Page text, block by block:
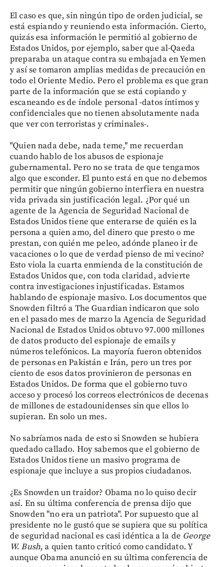
El caso es que, sin ningún tipo de orden judicial, se
está espiando y reuniendo esta información. Cierto,
quizás esa información le permitió al gobierno de
Estados Unidos, por ejemplo, saber que al-Qaeda
preparaba un ataque contra su embajada en Yemen
y así se tomaron amplias medidas de precaución en
todo el Oriente Medio. Pero el problema es que gran
parte de la información que se está copiando y
escaneando es de índole personal -datos íntimos y
confidenciales que no tienen absolutamente nada
que ver con terroristas y criminales-.
"Quien nada debe, nada teme," me recuerdan
cuando hablo de los abusos de espionaje
gubernamental. Pero no se trata de que tengamos
algo que esconder. El punto está en que no debemos
permitir que ningún gobierno interfiera en nuestra
vida privada sin justificación legal. ¿Por qué un
agente de la Agencia de Seguridad Nacional de
Estados Unidos tiene que enterarse de quién es la
persona a quien amo, del dinero que presto o me
prestan, con quién me peleo, adónde planeo ir de
vacaciones o lo que de verdad pienso de mi vecino?
Esto viola la cuarta enmienda de la constitución de
Estados Unidos que, con toda claridad, advierte
contra investigaciones injustificadas. Estamos
hablando de espionaje masivo. Los documentos que
Snowden filtró a The Guardian indicaron que solo
en el pasado mes de marzo la Agencia de Seguridad
Nacional de Estados Unidos obtuvo 97.000 millones
de datos producto del espionaje de emails y
números telefónicos. La mayoría fueron obtenidos
de personas en Pakistán e Irán, pero un tres por
ciento de esos datos provinieron de personas en
Estados Unidos. De forma que el gobierno tuvo
acceso y procesó los correos electrónicos de decenas
de millones de estadounidenses sin que ellos lo
supieran. En solo un mes.
No sabríamos nada de esto si Snowden se hubiera
quedado callado. Hoy sabemos que el gobierno de
Estados Unidos tiene un masivo programa de
espionaje que incluye a sus propios ciudadanos.
¿Es Snowden un traidor? Obama no lo quiso decir
así. En su última conferencia de prensa dijo que
Snowden "no era un patriota". Por supuesto que al
presidente no le gustó que se supiera que su política
de seguridad nacional es casi idéntica a la de George
W. Bush, a quien tanto criticó como candidato. Y
aunque Obama anunció en su última conferencia de